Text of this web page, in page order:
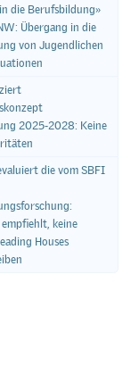
Arbeitsmarkt?
die Berufsbildung»
Übergang in die
von Jugendlichen
2025-2028: Keine
die vom SBFI
keine
Houses